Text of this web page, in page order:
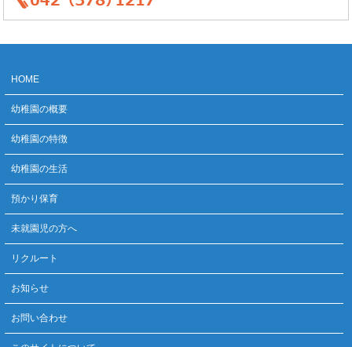
HOME
幼稚園の概要
幼稚園の特徴
幼稚園の生活
預かり保育
未就園児の方へ
リクルート
お知らせ
お問い合わせ